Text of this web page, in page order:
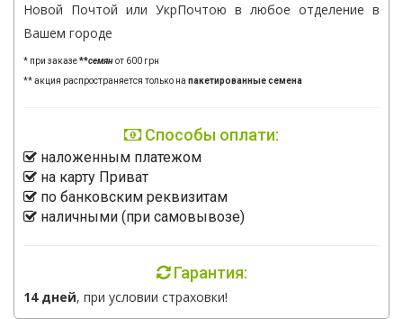
Новой Почтой или УкрПочтою в любое отделение в
Вашем городе
* при заказе**семянот 600 грн
** акция распространяется только на пакетированные семена
Способы оплати:
наложенным платежом
на карту Приват
по банковским реквизитам
наличными (при самовывозе)
Гарантия:
14 дней, при условии страховки!